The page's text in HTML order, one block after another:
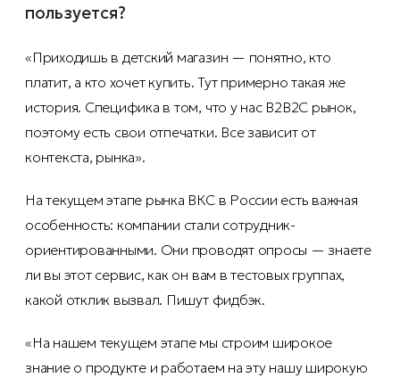
пользуется?
«Приходишь в детский магазин — понятно, кто
платит, а кто хочет купить. Тут примерно такая же
история. Специфика в том, что у нас B2B2C рынок,
поэтому есть свои отпечатки. Все зависит от
контекста, рынка».
На текущем этапе рынка ВКС в России есть важная
особенность: компании стали сотрудник-
ориентированными. Они проводят опросы — знаете
ли вы этот сервис, как он вам в тестовых группах,
какой отклик вызвал. Пишут фидбэк.
«На нашем текущем этапе мы строим широкое
знание о продукте и работаем на эту нашу широкую